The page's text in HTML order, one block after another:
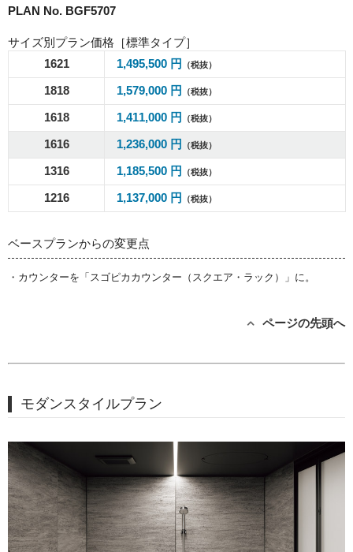
PLAN No. BGF5707
サイズ別プラン価格［標準タイプ］
1621
1,495,500 円 （税抜）
1818 1,579,000 円 （税抜）
1618 1,411,000 円 （税抜）
1616 1,236,000 円 （税抜）
1316 1,185,500 円 （税抜）
1216 1,137,000 円 （税抜）
ベースプランからの変更点
・カウンターを「スゴピカカウンター（スクエア・ラック）」に。
ページの先頭へ
モダンスタイルプラン